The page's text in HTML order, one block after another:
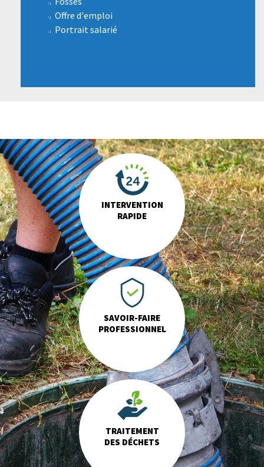
Offre d'emploi
Portrait salarié
INTERVENTION
RAPIDE
SAVOIR-FAIRE
PROFESSIONNEL
TRAITEMENT
DES DÉCHETS